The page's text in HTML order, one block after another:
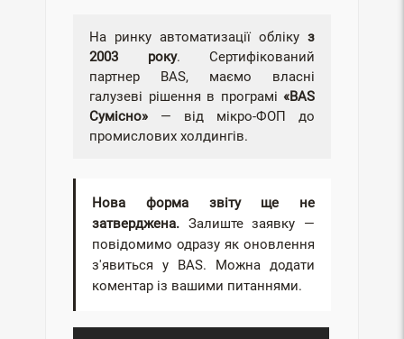
На ринку автоматизації обліку з
2003 року. Сертифікований
партнер BAS, маємо власні
галузеві рішення в програмі «BAS
Сумісно» — від мікро-ФОП до
промислових холдингів.
Нова форма звіту ще не
затверджена. Залиште заявку —
повідомимо одразу як оновлення
з'явиться у BAS. Можна додати
коментар із вашими питаннями.